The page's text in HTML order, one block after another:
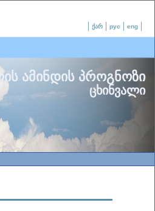
ქარ рус eng
ამინდის პროგნოზი
ცხინვალი